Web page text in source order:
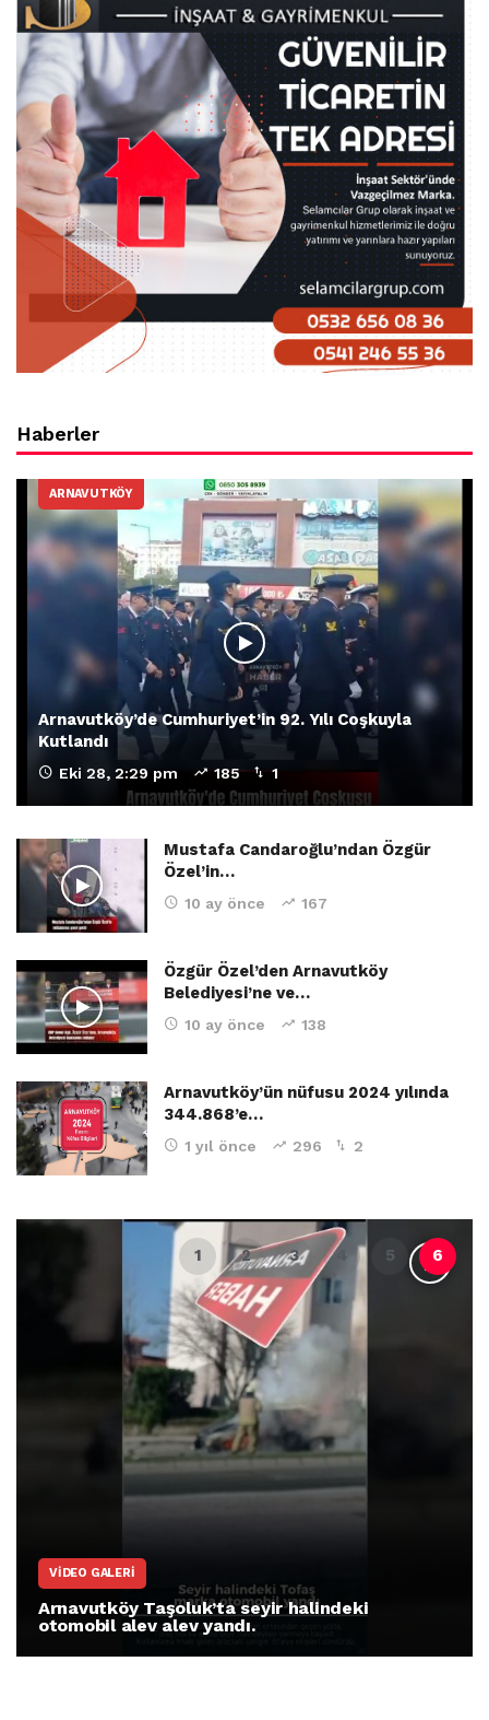
Haberler
ARNAVUTKÖY
Arnavutköy’de Cumhuriyet’in 92. Yılı Coşkuyla
Kutlandı
Eki 28, 2:29 pm 185 1
Mustafa Candaroğlu’ndan Özgür
Özel’in…
10 ay önce 167
Özgür Özel’den Arnavutköy
Belediyesi’ne ve…
10 ay önce 138
Arnavutköy’ün nüfusu 2024 yılında
344.868’e…
1 yıl önce 296 2
ARNAVUTKÖY
Arnavutköy İmrahor Mahallesi sakinleri
protesto gösterisi düzenledi